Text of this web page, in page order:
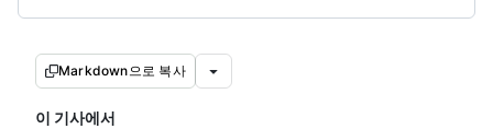
Markdown으로 복사
이 기사에서